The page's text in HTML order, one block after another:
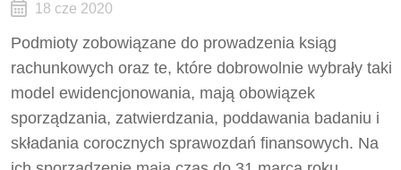
18 cze 2020
Podmioty zobowiązane do prowadzenia ksiąg
rachunkowych oraz te, które dobrowolnie wybrały taki
model ewidencjonowania, mają obowiązek
sporządzania, zatwierdzania, poddawania badaniu i
składania corocznych sprawozdań finansowych. Na